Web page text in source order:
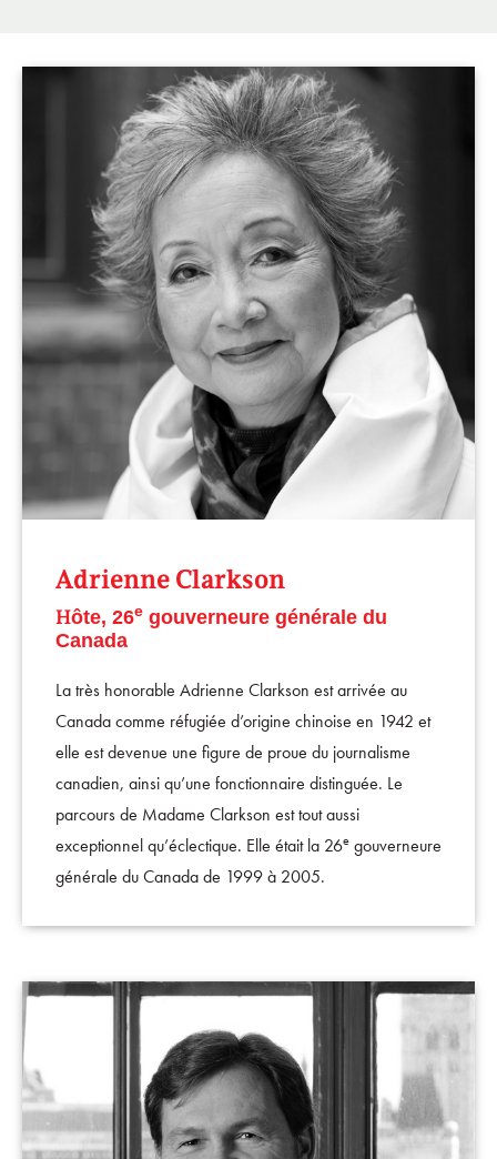
Adrienne Clarkson
Hôte, 26e gouverneure générale du
Canada
La très honorable Adrienne Clarkson est arrivée au
Canada comme réfugiée d’origine chinoise en 1942 et
elle est devenue une figure de proue du journalisme
canadien, ainsi qu’une fonctionnaire distinguée. Le
parcours de Madame Clarkson est tout aussi
exceptionnel qu’éclectique. Elle était la 26e gouverneure
générale du Canada de 1999 à 2005.